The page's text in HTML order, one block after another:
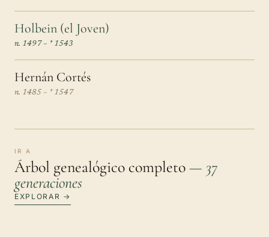
Holbein (el Joven)
n. 1497 – † 1543
Hernán Cortés
n. 1485 – † 1547
IR A
Árbol genealógico completo — 37
generaciones
EXPLORAR →